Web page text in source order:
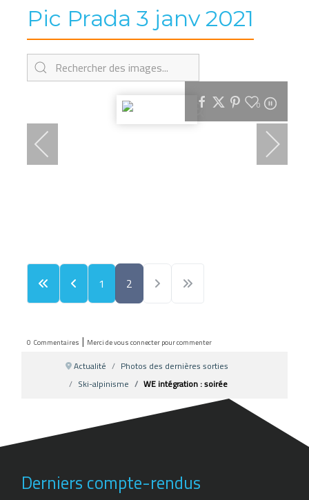
Pic Prada 3 janv 2021
0
1 2
0 Commentaires | Merci de vous connecter pour commenter
Actualité
Photos des dernières sorties
Ski-alpinisme
WE intégration : soirée
Derniers compte-rendus